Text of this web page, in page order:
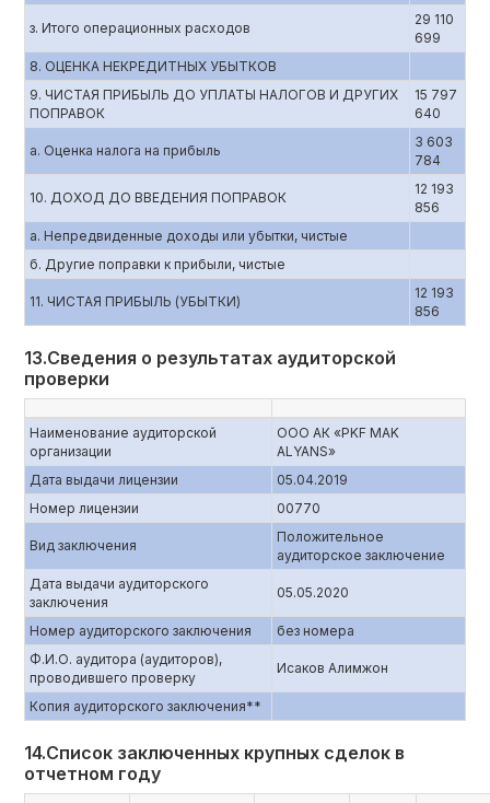
з. Итого операционных расходов
29 110
699
8. ОЦЕНКА НЕКРЕДИТНЫХ УБЫТКОВ
9. ЧИСТАЯ ПРИБЫЛЬ ДО УПЛАТЫ НАЛОГОВ И ДРУГИХ
ПОПРАВОК
15 797
640
а. Оценка налога на прибыль
3 603
784
10. ДОХОД ДО ВВЕДЕНИЯ ПОПРАВОК
12 193
856
а. Непредвиденные доходы или убытки, чистые
б. Другие поправки к прибыли, чистые
11. ЧИСТАЯ ПРИБЫЛЬ (УБЫТКИ)
12 193
856
13.Сведения о результатах аудиторской
проверки
Наименование аудиторской
организации
ООО АК «PKF MAK
ALYANS»
Дата выдачи лицензии
05.04.2019
Номер лицензии
00770
Вид заключения
Положительное
аудиторское заключение
Дата выдачи аудиторского
заключения
05.05.2020
Номер аудиторского заключения
без номера
Ф.И.О. аудитора (аудиторов),
проводившего проверку
Исаков Алимжон
Копия аудиторского заключения**
14.Список заключенных крупных сделок в
отчетном году